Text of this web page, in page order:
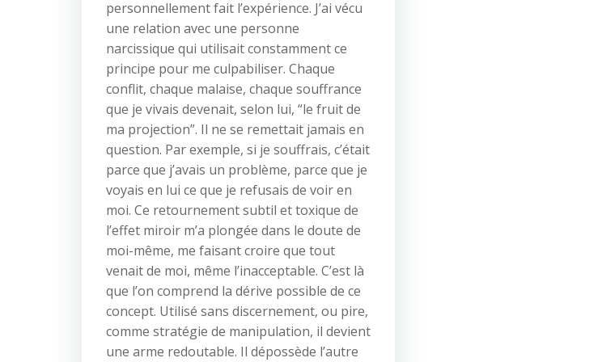
personnellement fait l’expérience. J’ai vécu
une relation avec une personne
narcissique qui utilisait constamment ce
principe pour me culpabiliser. Chaque
conflit, chaque malaise, chaque souffrance
que je vivais devenait, selon lui, “le fruit de
ma projection”. Il ne se remettait jamais en
question. Par exemple, si je souffrais, c’était
parce que j’avais un problème, parce que je
voyais en lui ce que je refusais de voir en
moi. Ce retournement subtil et toxique de
l’effet miroir m’a plongée dans le doute de
moi-même, me faisant croire que tout
venait de moi, même l’inacceptable. C’est là
que l’on comprend la dérive possible de ce
concept. Utilisé sans discernement, ou pire,
comme stratégie de manipulation, il devient
une arme redoutable. Il dépossède l’autre